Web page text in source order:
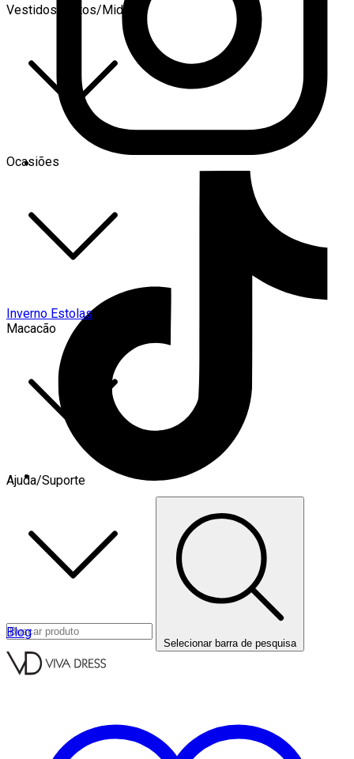
Vestidos Curtos/Midi
Ocasiões
Inverno Estolas
Macacão
Ajuda/Suporte
Blog
Selecionar barra de pesquisa